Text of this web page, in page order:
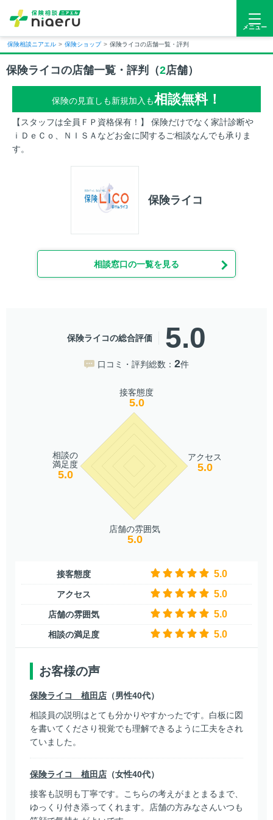
メニュー
保険相談ニアエル > 保険ショップ > 保険ライコの店舗一覧・評判
保険ライコの店舗一覧・評判（2店舗）
保険の見直しも新規加入も相談無料！
【スタッフは全員ＦＰ資格保有！】 保険だけでなく家計診断や
ｉＤｅＣｏ、ＮＩＳＡなどお金に関するご相談なんでも承りま
す。
保険ライコ
相談窓口の一覧を見る
保険ライコの総合評価 5.0
口コミ・評判総数：2件
接客態度
5.0
アクセス
5.0
店舗の雰囲気
5.0
相談の
満足度
5.0
接客態度 5.0
アクセス 5.0
店舗の雰囲気 5.0
相談の満足度 5.0
お客様の声
保険ライコ 植田店（男性40代）
相談員の説明はとても分かりやすかったです。白板に図
を書いてくださり視覚でも理解できるように工夫をされ
ていました。
保険ライコ 植田店（女性40代）
接客も説明も丁寧です。こちらの考えがまとまるまで、
ゆっくり付き添ってくれます。店舗の方みなさんいつも